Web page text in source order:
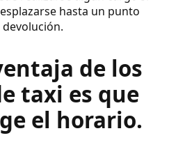
hasta un punto
de los
taxi es que
el horario.